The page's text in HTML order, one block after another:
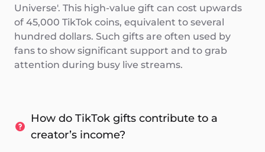
Universe'. This high-value gift can cost upwards
of 45,000 TikTok coins, equivalent to several
hundred dollars. Such gifts are often used by
fans to show significant support and to grab
attention during busy live streams.
How do TikTok gifts contribute to a
creator’s income?